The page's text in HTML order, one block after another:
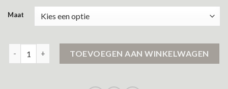
Maat
TOEVOEGEN AAN WINKELWAGEN